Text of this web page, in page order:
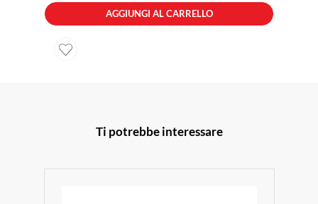
AGGIUNGI AL CARRELLO
Ti potrebbe interessare